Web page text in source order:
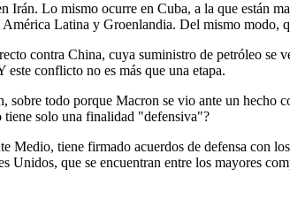
Irán. Lo mismo ocurre en Cuba, a la que están
Latina y Groenlandia. Del mismo modo,
contra China, cuya suministro de petróleo
conflicto no es más que una etapa.
sobre todo porque Macron se vio ante un
tiene solo una finalidad "defensiva"?
Medio, tiene firmado acuerdos de defensa con
Unidos, que se encuentran entre los mayores